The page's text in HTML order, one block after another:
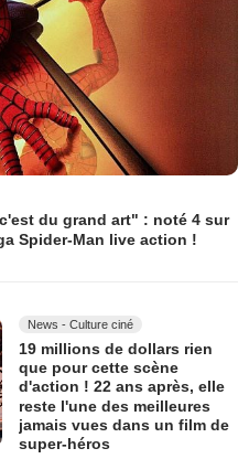
du grand art" : noté 4 sur
Spider-Man live action !
News - Culture ciné
19 millions de dollars rien
que pour cette scène
d'action ! 22 ans après, elle
reste l'une des meilleures
jamais vues dans un film de
super-héros